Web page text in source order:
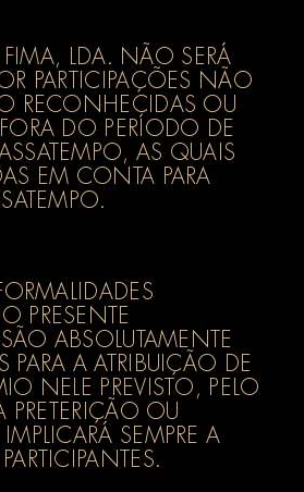
LDA. NÃO SERÁ
PARTICIPAÇÕES NÃO
RECONHECIDAS OU
DO PERÍODO DE
AS QUAIS
EM CONTA PARA
PRESENTE
ABSOLUTAMENTE
PARA A ATRIBUIÇÃO DE
NELE PREVISTO, PELO
PRETERIÇÃO OU
SEMPRE A